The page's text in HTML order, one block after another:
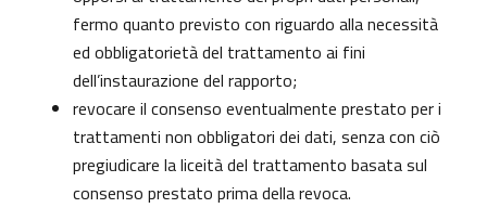
fermo quanto previsto con riguardo alla necessità
ed obbligatorietà del trattamento ai fini
dell’instaurazione del rapporto;
revocare il consenso eventualmente prestato per i
trattamenti non obbligatori dei dati, senza con ciò
pregiudicare la liceità del trattamento basata sul
consenso prestato prima della revoca.